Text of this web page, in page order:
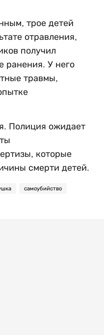
трое детей
отравления,
получил
ранения. У него
травмы,
Полиция ожидает
которые
смерти детей.
самоубийство